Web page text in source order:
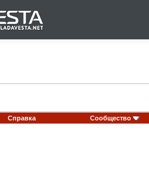
Справка Сообщество